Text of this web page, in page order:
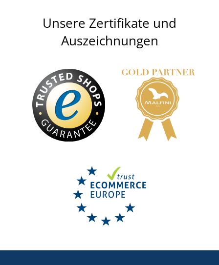
Unsere Zertifikate und
Auszeichnungen